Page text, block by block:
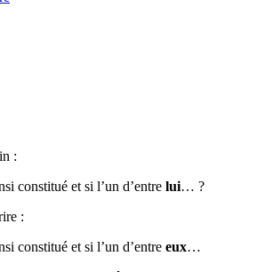
:
constitué et si l’un d’entre lui… ?
:
constitué et si l’un d’entre eux…